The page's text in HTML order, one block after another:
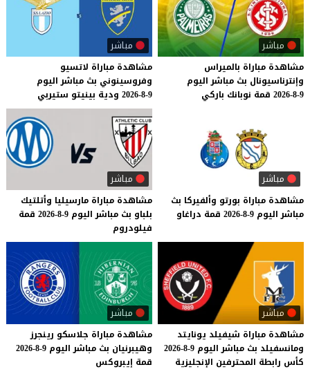
مباشر
مشاهدة مباراة بالميراس
وإنترناسيونال بث مباشر اليوم
9-8-2026
قمة نوبانك باركي
مباشر
مشاهدة مباراة لاتسيو
وفروسينوني بث مباشر اليوم
9-8-2026
ودية بينيتو ستيربي
مباشر
مشاهدة مباراة بورتو وألفيركا بث
مباشر اليوم 9-8-2026 قمة دراغاو
مباشر
مشاهدة مباراة مارسيليا وأتلتيك
بلباو بث مباشر اليوم 9-8-2026
قمة
فيلودروم
مباشر
مشاهدة مباراة شيفيلد يونايتد
ومانسفيلد بث مباشر اليوم 9-8-2026
كأس رابطة المحترفين الإنجليزية
مباشر
مشاهدة مباراة جلاسكو رينجرز
وهيبرنيان بث مباشر اليوم 9-8-2026
قمة إيبروكس